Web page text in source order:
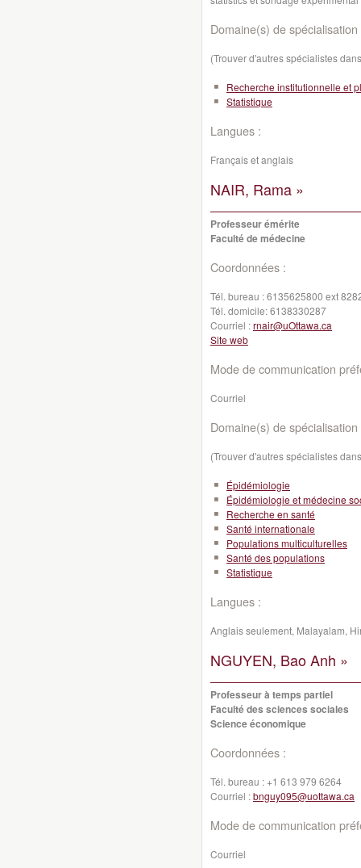
Domaine(s) de spécialisation
(Trouver d'autres spécialistes
Recherche institutionnelle et
Statistique
Langues :
Français et anglais
NAIR, Rama »
Professeur émérite
Faculté de médecine
Coordonnées :
Tél. bureau :6135625800 ext
Tél. domicile:6138330287
Courriel :rnair@uOttawa.ca
Site web
Mode de communication
Courriel
Domaine(s) de spécialisation
(Trouver d'autres spécialistes
Épidémiologie
Épidémiologie et médecine
Recherche en santé
Santé internationale
Populations multiculturelles
Santé des populations
Statistique
Langues :
Anglais seulement, Malayalam,
NGUYEN, Bao Anh »
Professeur à temps partiel
Faculté des sciences sociales
Science économique
Coordonnées :
Tél. bureau : +1 613 979 6264
Courriel :bnguy095@uottawa.ca
Mode de communication
Courriel